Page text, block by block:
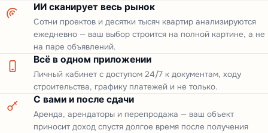
ИИ сканирует весь рынок
Сотни проектов и десятки тысяч квартир анализируются
ежедневно — ваш выбор строится на полной картине, а не
на паре объявлений.
Всё в одном приложении
Личный кабинет с доступом 24/7 к документам, ходу
строительства, графику платежей и не только.
С вами и после сдачи
Аренда, арендаторы и перепродажа — ваш объект
приносит доход спустя долгое время после получения